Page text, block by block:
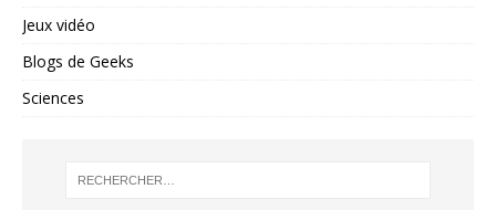
Jeux vidéo
Blogs de Geeks
Sciences